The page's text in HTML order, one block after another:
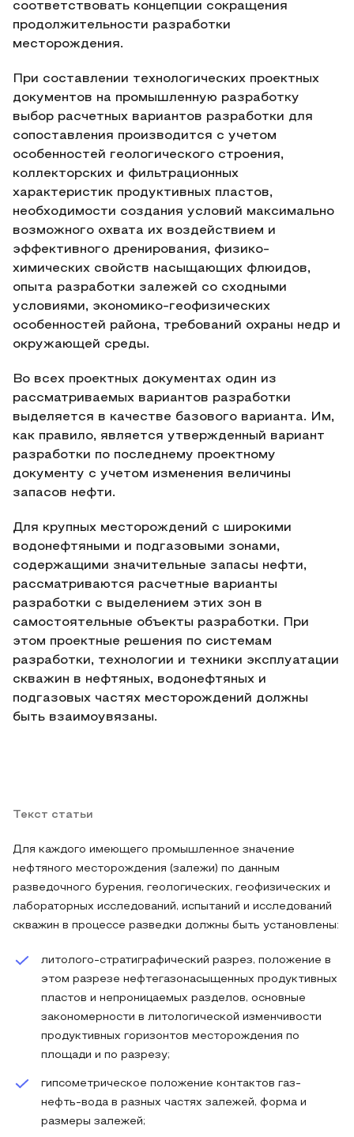
соответствовать концепции сокращения
продолжительности разработки
месторождения.
При составлении технологических проектных
документов на промышленную разработку
выбор расчетных вариантов разработки для
сопоставления производится с учетом
особенностей геологического строения,
коллекторских и фильтрационных
характеристик продуктивных пластов,
необходимости создания условий максимально
возможного охвата их воздействием и
эффективного дренирования, физико-
химических свойств насыщающих флюидов,
опыта разработки залежей со сходными
условиями, экономико-геофизических
особенностей района, требований охраны недр и
окружающей среды.
Во всех проектных документах один из
рассматриваемых вариантов разработки
выделяется в качестве базового варианта. Им,
как правило, является утвержденный вариант
разработки по последнему проектному
документу с учетом изменения величины
запасов нефти.
Для крупных месторождений с широкими
водонефтяными и подгазовыми зонами,
содержащими значительные запасы нефти,
рассматриваются расчетные варианты
разработки с выделением этих зон в
самостоятельные объекты разработки. При
этом проектные решения по системам
разработки, технологии и техники эксплуатации
скважин в нефтяных, водонефтяных и
подгазовых частях месторождений должны
быть взаимоувязаны.
Текст статьи
Для каждого имеющего промышленное значение
нефтяного месторождения (залежи) по данным
разведочного бурения, геологических, геофизических и
лабораторных исследований, испытаний и исследований
скважин в процессе разведки должны быть установлены:
литолого-стратиграфический разрез, положение в
этом разрезе нефтегазонасыщенных продуктивных
пластов и непроницаемых разделов, основные
закономерности в литологической изменчивости
продуктивных горизонтов месторождения по
площади и по разрезу;
гипсометрическое положение контактов газ-
нефть-вода в разных частях залежей, форма и
размеры залежей;